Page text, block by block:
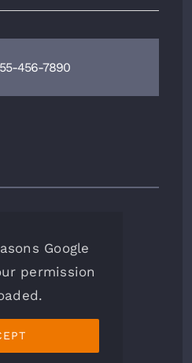
456-7890
Google
permission